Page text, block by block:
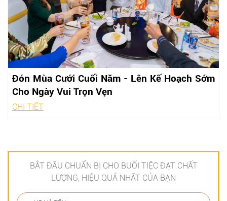
Đón Mùa Cưới Cuối Năm - Lên Kế Hoạch Sớm
Cho Ngày Vui Trọn Vẹn
CHI TIẾT
BẮT ĐẦU CHUẨN BỊ CHO BUỔI TIỆC ĐẠT CHẤT
LƯỢNG, HIỆU QUẢ NHẤT CỦA BẠN